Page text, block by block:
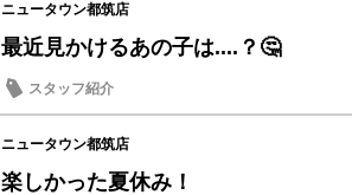
ニュータウン都筑店
最近見かけるあの子は....？🤔
スタッフ紹介
ニュータウン都筑店
楽しかった夏休み！